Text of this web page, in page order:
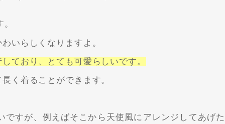
いらしくなりますよ。
ており、とても可愛らしいです。
く着ることができます。
すが、例えばそこから天使風にアレンジしてあげた